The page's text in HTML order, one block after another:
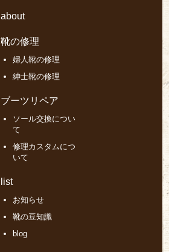
about
靴の修理
婦人靴の修理
紳士靴の修理
ブーツリペア
ソール交換につい
て
修理カスタムにつ
いて
list
お知らせ
靴の豆知識
blog